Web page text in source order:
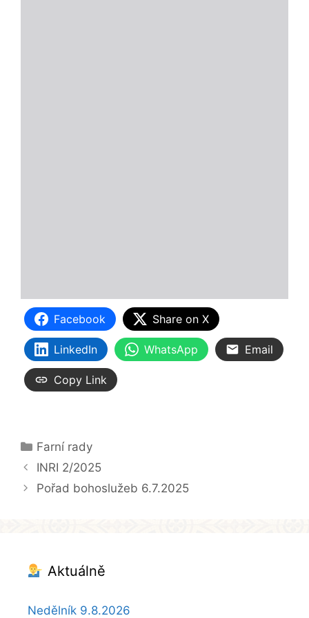
Facebook Share on X
LinkedIn WhatsApp Email
Copy Link
Rubriky
Farní rady
INRI 2/2025
Pořad bohoslužeb 6.7.2025
Aktuálně
Nedělník 9.8.2026